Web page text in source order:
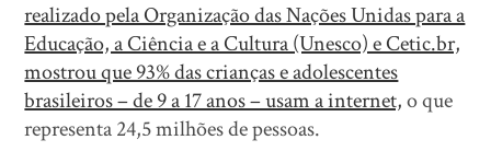
realizado pela Organização das Nações Unidas para a
Educação, a Ciência e a Cultura (Unesco) e Cetic.br,
mostrou que 93% das crianças e adolescentes
brasileiros – de 9 a 17 anos – usam a internet,o que
representa 24,5 milhões de pessoas.